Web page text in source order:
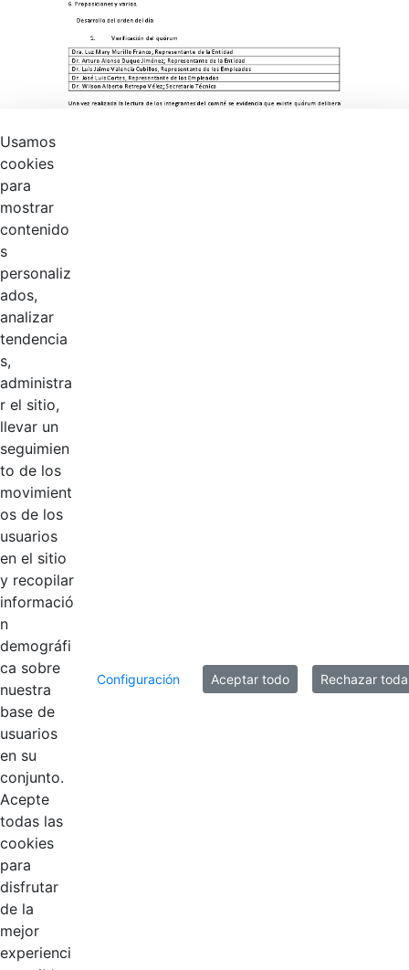
Productos
AÑADIR COMENTARIOS
Usamos
cookies
para
mostrar
contenido
s
personaliz
ados,
analizar
tendencia
s,
administra
r el sitio,
llevar un
seguimien
to de los
movimient
os de los
usuarios
en el sitio
y recopilar
informació
n
demográfi
ca sobre
nuestra
base de
usuarios
en su
conjunto.
Acepte
todas las
cookies
para
disfrutar
de la
mejor
experienci
Configuración Aceptar todo Rechazar